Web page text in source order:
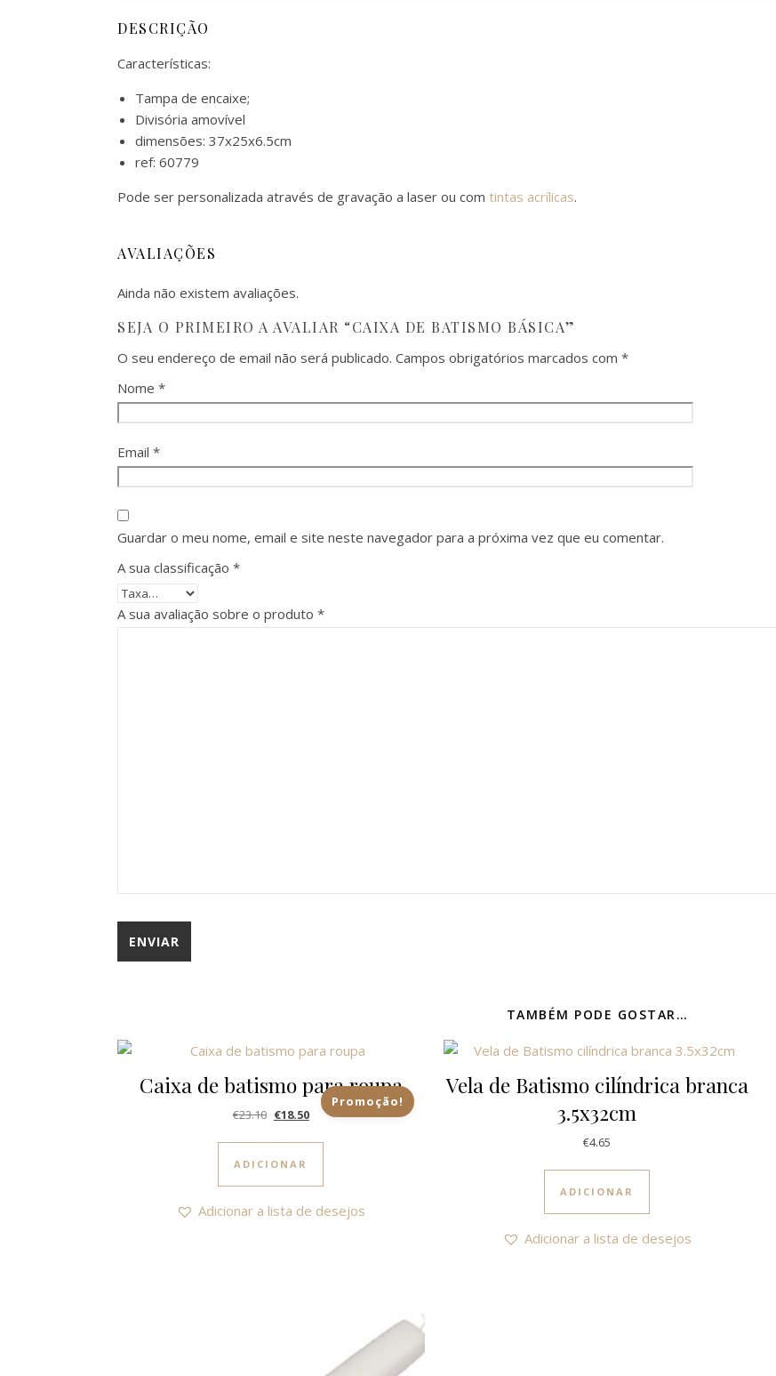
DESCRIÇÃO
Características:
Tampa de encaixe;
Divisória amovível
dimensões: 37x25x6.5cm
ref: 60779
Pode ser personalizada através de gravação a laser ou com tintas acrílicas.
AVALIAÇÕES
Ainda não existem avaliações.
SEJA O PRIMEIRO A AVALIAR “CAIXA DE BATISMO BÁSICA”
O seu endereço de email não será publicado. Campos obrigatórios marcados com *
Nome *
Email *
Guardar o meu nome, email e site neste navegador para a próxima vez que eu comentar.
A sua classificação *
A sua avaliação sobre o produto *
TAMBÉM PODE GOSTAR…
Promoção!
Caixa de batismo para roupa
€23.10 O preço original era: €23.10.
€18.50O preço atual é: €18.50.
ADICIONAR
Adicionar a lista de desejos
Vela de Batismo cilíndrica branca
3.5x32cm
€4.65
ADICIONAR
Adicionar a lista de desejos